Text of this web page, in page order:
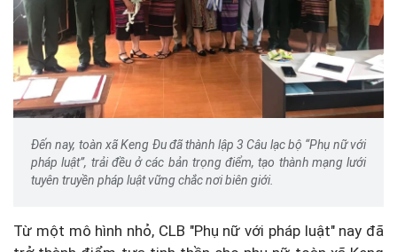
Đến nay, toàn xã Keng Đu đã thành lập 3 Câu lạc bộ “Phụ nữ với
pháp luật”, trải đều ở các bản trọng điểm, tạo thành mạng lưới
tuyên truyền pháp luật vững chắc nơi biên giới.
Từ một mô hình nhỏ, CLB "Phụ nữ với pháp luật" nay đã